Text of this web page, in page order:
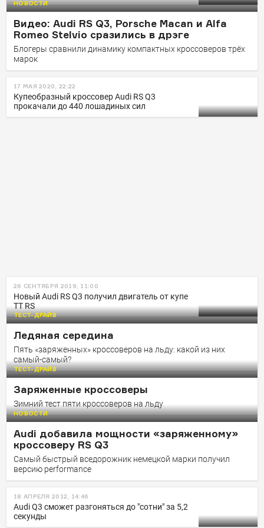
Кроссовер серии 10 Years Edition выпустят
ограниченным тиражом
НОВОСТИ
Видео: Audi RS Q3, Porsche Macan и Alfa
Romeo Stelvio сразились в дрэге
Блогеры сравнили динамику компактных кроссоверов трёх
марок
17 МАЯ 2020, 22:22
Купеобразный кроссовер Audi RS Q3
прокачали до 440 лошадиных сил
26 СЕНТЯБРЯ 2019, 11:00
Новый Audi RS Q3 получил двигатель от купе
TT RS
ТЕСТ-ДРАЙВ
Ледяная середина
Пять «заряженных» кроссоверов на льду: какой из них
самый-самый?
ТЕСТ-ДРАЙВ
Заряженные кроссоверы
Зимний тест пяти кроссоверов на льду
НОВОСТИ
Audi добавила мощности «заряженному»
кроссоверу RS Q3
Самый быстрый вседорожник немецкой марки получил
версию performance
18 АПРЕЛЯ 2012, 14:46
Audi Q3 сможет разгоняться до "сотни" за 5,2
секунды